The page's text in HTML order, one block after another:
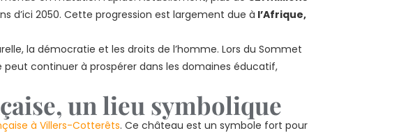
d’ici 2050. Cette progression est largement due à l’Afrique,
la démocratie et les droits de l’homme. Lors du Sommet
continuer à prospérer dans les domaines éducatif,
un lieu symbolique
à Villers-Cotterêts. Ce château est un symbole fort pour